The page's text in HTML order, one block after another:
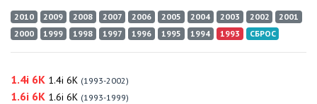
2010 2009 2008 2007 2006 2005 2004 2003 2002
2001
2000
1999 1998 1997 1996 1995 1994 1993 СБРОС
1.4i 6K 1.4i 6K (1993-2002)
1.6i 6K 1.6i 6K (1993-1999)